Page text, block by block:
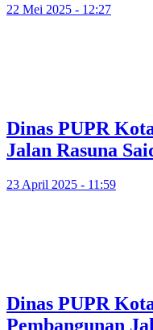
22 Mei 2025 - 12:27
Dinas PUPR
Jalan Rasuna
23 April 2025 - 11:59
Dinas PUPR
Pembangunan